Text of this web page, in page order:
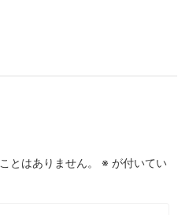
とはありません。 ※ が付いてい